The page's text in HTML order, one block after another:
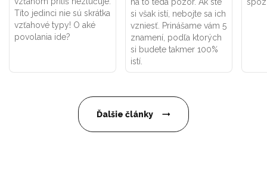
Títo jedinci nie sú skrátka
vzťahové typy! O aké
povolania ide?
na to teda pozor. Ak ste
si však istí, nebojte sa ich
vzniesť. Prinášame vám 5
znamení, podľa ktorých
si budete takmer 100%
istí.
Ďalšie články